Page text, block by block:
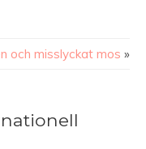
och misslyckat mos »